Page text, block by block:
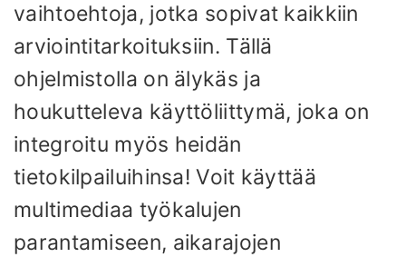
vaihtoehtoja, jotka sopivat kaikkiin
arviointitarkoituksiin. Tällä
ohjelmistolla on älykäs ja
houkutteleva käyttöliittymä, joka on
integroitu myös heidän
tietokilpailuihinsa! Voit käyttää
multimediaa työkalujen
parantamiseen, aikarajojen